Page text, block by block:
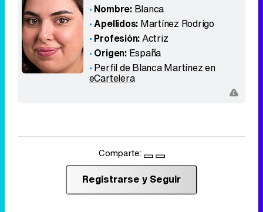
Nombre: Blanca
Apellidos: Martínez Rodrigo
Profesión:Actriz
Origen: España
Perfil de Blanca Martínez en
eCartelera
Comparte:
Registrarse y Seguir